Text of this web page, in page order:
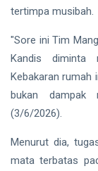
tertimpa musibah.
"Sore ini Tim
Kandis diminta
Kebakaran rumah
bukan dampak
(3/6/2026).
Menurut dia,
mata terbatas